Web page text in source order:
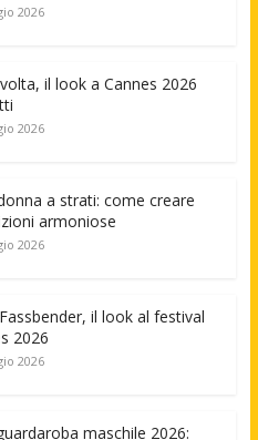
2026
il look a Cannes 2026
2026
a strati: come creare
armoniose
2026
il look al festival
2026
2026
maschile 2026: